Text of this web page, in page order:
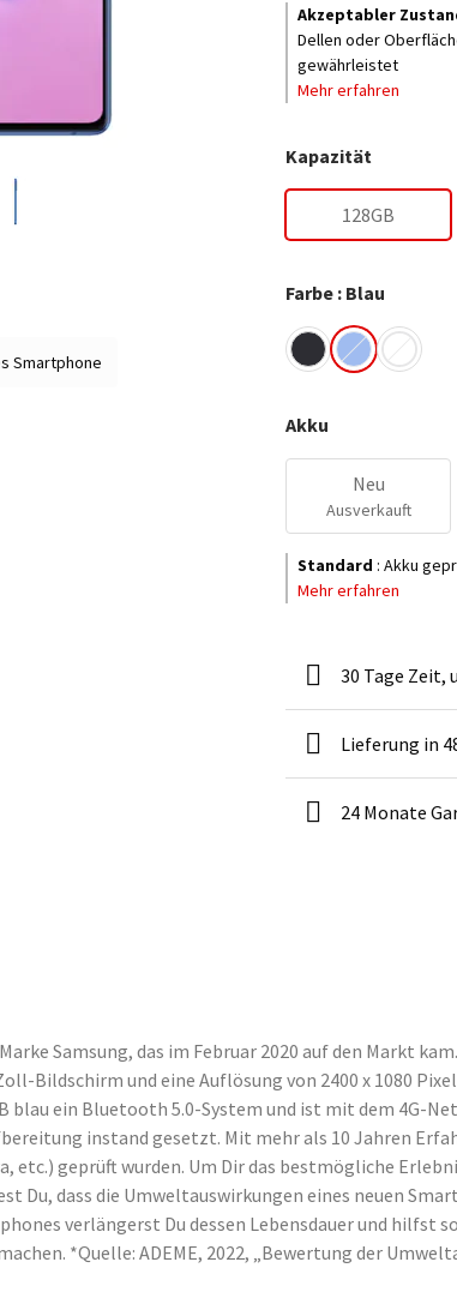
Smartphone
Akzeptabler
Dellen oder
gewährleistet
Mehr erfahren
Kapazität
128GB
Farbe : Blau
Akku
Neu
Ausverkauft
Standard : Akku
Mehr erfahren
30 Tage Zeit,
Lieferung in
24 Monate
Samsung, das im Februar 2020 auf den Markt
Bildschirm und eine Auflösung von 2400 x 1080
blau ein Bluetooth 5.0-System und ist mit dem 4G-
instand gesetzt. Mit mehr als 10 Jahren
etc.) geprüft wurden. Um Dir das bestmögliche
Du, dass die Umweltauswirkungen eines neuen
verlängerst Du dessen Lebensdauer und hilfst
*Quelle: ADEME, 2022, „Bewertung der